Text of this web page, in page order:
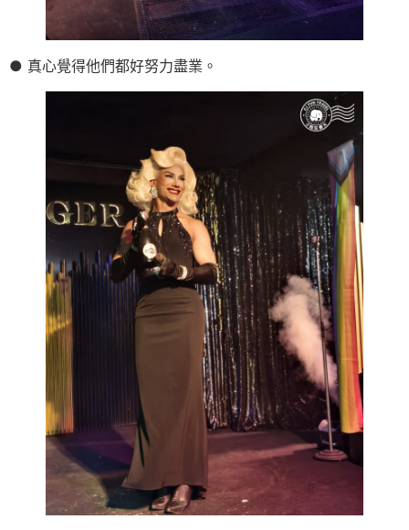
● 真心覺得他們都好努力盡業。